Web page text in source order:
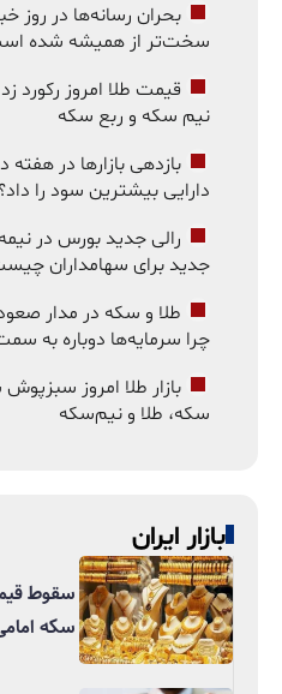
بحران رسانه‌ها در روز
سخت‌تر از همیشه شده
قیمت طلا امروز رکورد
نیم سکه و ربع سکه
دارایی بیشترین سود را داد؟
رالی جدید بورس در
جدید برای سهامداران
طلا و سکه در مدار
چرا سرمایه‌ها دوباره به
بازار طلا امروز
سکه، طلا و نیم‌سکه
بازار ایران
سقوط
سکه